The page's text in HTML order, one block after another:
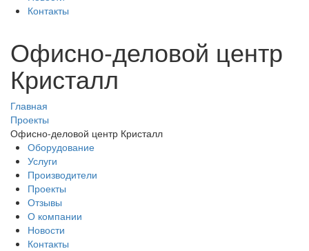
Контакты
Офисно-деловой центр
Кристалл
Главная
Проекты
Офисно-деловой центр Кристалл
Оборудование
Услуги
Производители
Проекты
Отзывы
О компании
Новости
Контакты